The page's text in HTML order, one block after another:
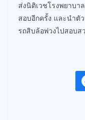
ส่งนิติเวชโรงพยาบา
สอบอีกครั้ง และนำตั
รถสิบล้อพ่วงไปสอบส